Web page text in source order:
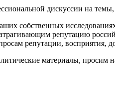
дискуссии на
собственных
репутацию
репутации, восприятия,
материалы, просим